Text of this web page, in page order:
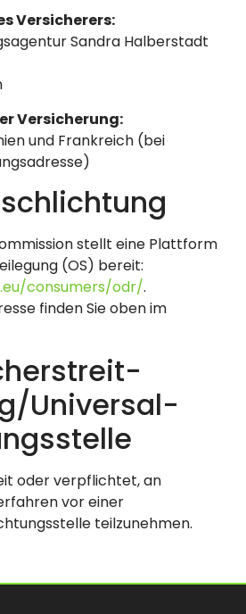
Versicherers:
Sandra Halberstadt
Versicherung:
und Frankreich (bei
stellt eine Plattform
(OS) bereit:
consumers/odr/.
finden Sie oben im
Universal­
oder verpflichtet, an
vor einer
teilzunehmen.